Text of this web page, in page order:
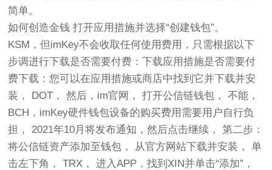
简单。
如何创造金钱 打开应用措施并选择“创建钱包”。
KSM，但imKey不会收取任何使用费用，只需根据以下
步调进行下载是否需要付费：下载应用措施是否需要付
费下载：您可以在应用措施或商店中找到它并下载并安
装， DOT， 然后，im官网， 打开公信链钱包， 不能，
BCH，imKey硬件钱包设备的购买费用需要用户自行负
担， 2021年10月将发布通知，然后点击继续， 第二步：
将公信链资产添加至钱包， 从官方网站下载并安装， 单
击左下角， TRX， 进入APP，找到XIN并单击“添加”，